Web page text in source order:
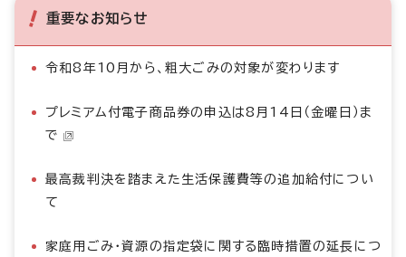
重要なお知らせ
令和8年10月から、粗大ごみの対象が変わります
プレミアム付電子商品券の申込は8月14日（金曜日）ま
で
最高裁判決を踏まえた生活保護費等の追加給付につい
て
家庭用ごみ・資源の指定袋に関する臨時措置の延長につ